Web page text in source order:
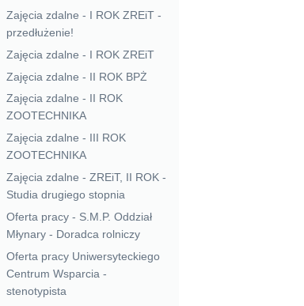
Zajęcia zdalne - I ROK ZREiT -
przedłużenie!
Zajęcia zdalne - I ROK ZREiT
Zajęcia zdalne - II ROK BPŻ
Zajęcia zdalne - II ROK
ZOOTECHNIKA
Zajęcia zdalne - III ROK
ZOOTECHNIKA
Zajęcia zdalne - ZREiT, II ROK -
Studia drugiego stopnia
Oferta pracy - S.M.P. Oddział
Młynary - Doradca rolniczy
Oferta pracy Uniwersyteckiego
Centrum Wsparcia -
stenotypista